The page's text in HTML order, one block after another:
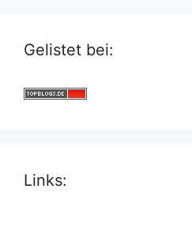
Gelistet bei:
Links: